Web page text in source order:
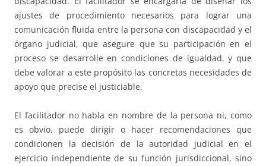
ajustes de procedimiento necesarios para lograr una
comunicación fluida entre la persona con discapacidad y el
órgano judicial, que asegure que su participación en el
proceso se desarrolle en condiciones de igualdad, y que
debe valorar a este propósito las concretas necesidades de
apoyo que precise el justiciable.
El facilitador no habla en nombre de la persona ni, como
es obvio, puede dirigir o hacer recomendaciones que
condicionen la decisión de la autoridad judicial en el
ejercicio independiente de su función jurisdiccional, sino